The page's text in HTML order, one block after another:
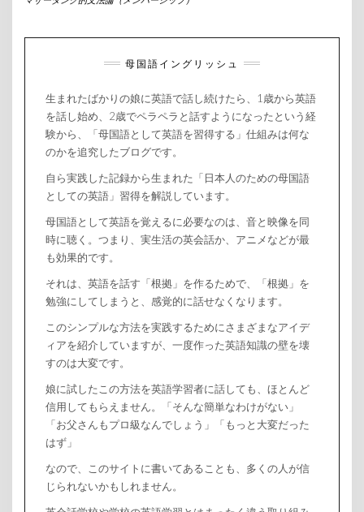
母国語イングリッシュ
生まれたばかりの娘に英語で話し続けたら、1歳から英語
を話し始め、2歳でペラペラと話すようになったという経
験から、「母国語として英語を習得する」仕組みは何な
のかを追究したブログです。
自ら実践した記録から生まれた「日本人のための母国語
としての英語」習得を解説しています。
母国語として英語を覚えるに必要なのは、音と映像を同
時に聴く。つまり、実生活の英会話か、アニメなどが最
も効果的です。
それは、英語を話す「根拠」を作るためで、「根拠」を
勉強にしてしまうと、感覚的に話せなくなります。
このシンプルな方法を実践するためにさまざまなアイデ
ィアを紹介していますが、一度作った英語知識の壁を壊
すのは大変です。
娘に試したこの方法を英語学習者に話しても、ほとんど
信用してもらえません。「そんな簡単なわけがない」
「お父さんもプロ級なんでしょう」「もっと大変だった
はず」
なので、このサイトに書いてあることも、多くの人が信
じられないかもしれません。